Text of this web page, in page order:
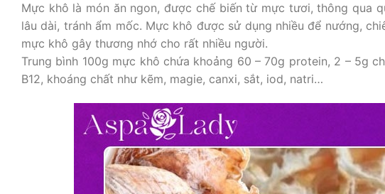
Mực khô là món ăn ngon, được chế biến từ mực tươi, thông qua
lâu dài, tránh ẩm mốc. Mực khô được sử dụng nhiều để nướng,
mực khô gây thương nhớ cho rất nhiều người.
Trung bình 100g mực khô chứa khoảng 60 – 70g protein, 2 – 5g
B12, khoáng chất như kẽm, magie, canxi, sắt, iod, natri…